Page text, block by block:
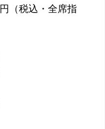
（税込・全席指